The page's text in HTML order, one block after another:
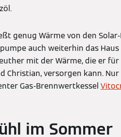
genug Wärme von den
auch weiterhin das
mit der Wärme, die er
Christian, versorgen kann.
Gas-Brennwertkessel
im Sommer